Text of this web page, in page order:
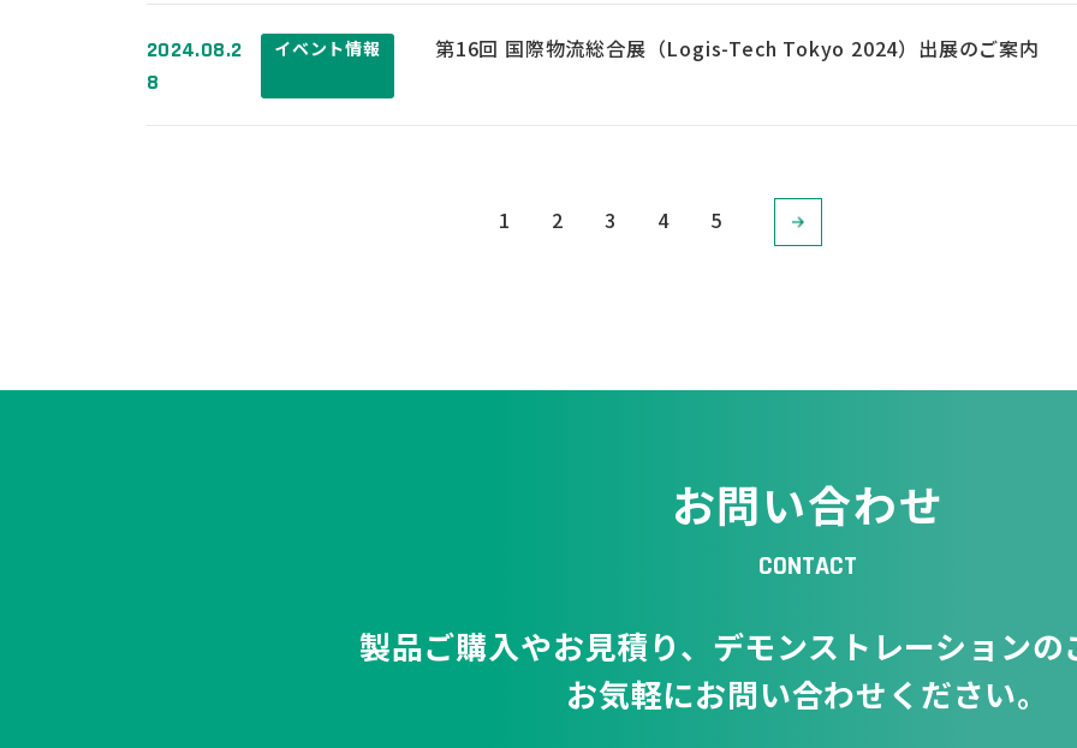
2024.08.2
8
イベント情報 第16回 国際物流総合展（Logis-Tech Tokyo 2024）出展のご案内
1 2 3 4 5
お問い合わせ
CONTACT
製品ご購入やお見積り、 デモンストレーション
お気軽にお問い合わせください。